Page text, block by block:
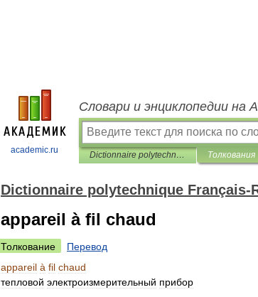
academic.ru
Словари и энциклопедии на
Dictionnaire polytechnique Français-Russe Толкования
Dictionnaire polytechnique Français-
appareil à fil chaud
Толкование
Перевод
appareil à fil chaud
тепловой электроизмерительный прибор